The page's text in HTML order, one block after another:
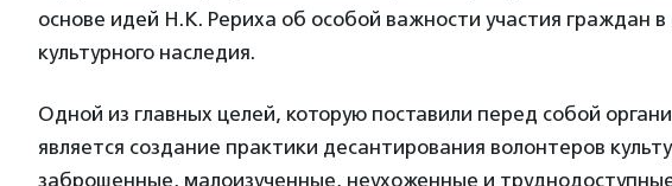
основе идей Н.К. Рериха об особой важности участия граждан в
культурного наследия.
Одной из главных целей, которую поставили перед собой
является создание практики десантирования волонтеров
заброшенные, малоизученные, неухоженные и